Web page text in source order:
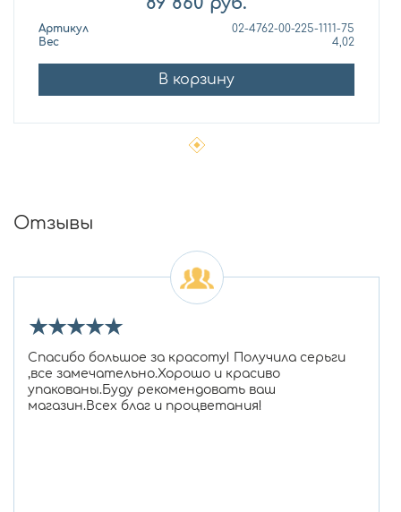
Артикул
02-4762-00-225-1111-75
Вес
4,02
В корзину
Отзывы
★★★★★
Спасибо большое за красоту! Получила серьги
,все замечательно.Хорошо и красиво
упакованы.Буду рекомендовать ваш
магазин.Всех благ и процветания!